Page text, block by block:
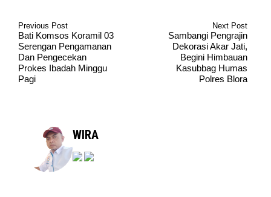
Previous Post
Bati Komsos Koramil 03
Serengan Pengamanan
Dan Pengecekan
Prokes Ibadah Minggu
Pagi
Next Post
Sambangi Pengrajin
Dekorasi Akar Jati,
Begini Himbauan
Kasubbag Humas
Polres Blora
WIRA